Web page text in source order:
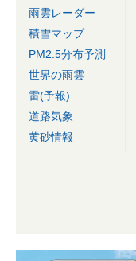
雨雲レーダー
積雪マップ
PM2.5分布予測
世界の雨雲
雷(予報)
道路気象
黄砂情報